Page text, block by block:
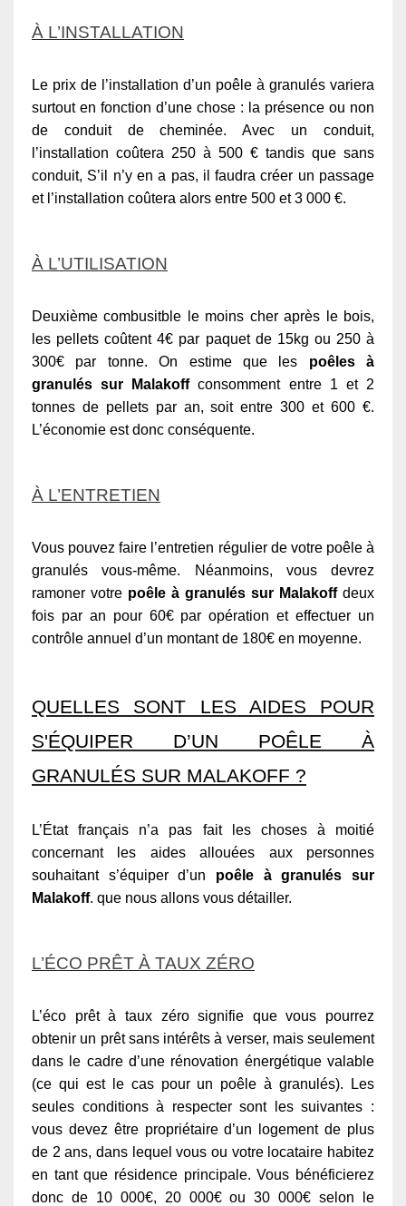
À L’INSTALLATION
Le prix de l’installation d’un poêle à granulés variera
surtout en fonction d’une chose : la présence ou non
de conduit de cheminée. Avec un conduit,
l’installation coûtera 250 à 500 € tandis que sans
conduit, S’il n’y en a pas, il faudra créer un passage
et l’installation coûtera alors entre 500 et 3 000 €.
À L’UTILISATION
Deuxième combusitble le moins cher après le bois,
les pellets coûtent 4€ par paquet de 15kg ou 250 à
300€ par tonne. On estime que les poêles à
granulés sur Malakoffconsomment entre 1 et 2
tonnes de pellets par an, soit entre 300 et 600 €.
L’économie est donc conséquente.
À L’ENTRETIEN
Vous pouvez faire l’entretien régulier de votre poêle à
granulés vous-même. Néanmoins, vous devrez
ramoner votre poêle à granulés sur Malakoffdeux
fois par an pour 60€ par opération et effectuer un
contrôle annuel d’un montant de 180€ en moyenne.
QUELLES SONT LES AIDES POUR
S'ÉQUIPER D’UN POÊLE À
GRANULÉS SUR MALAKOFF ?
L’État français n’a pas fait les choses à moitié
concernant les aides allouées aux personnes
souhaitant s’équiper d’un poêle à granulés sur
Malakoff. que nous allons vous détailler.
L’ÉCO PRÊT À TAUX ZÉRO
L’éco prêt à taux zéro signifie que vous pourrez
obtenir un prêt sans intérêts à verser, mais seulement
dans le cadre d’une rénovation énergétique valable
(ce qui est le cas pour un poêle à granulés). Les
seules conditions à respecter sont les suivantes :
vous devez être propriétaire d’un logement de plus
de 2 ans, dans lequel vous ou votre locataire habitez
en tant que résidence principale. Vous bénéficierez
donc de 10 000€, 20 000€ ou 30 000€ selon le